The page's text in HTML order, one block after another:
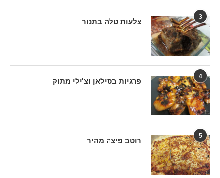
3
צלעות טלה בתנור
4
פרגיות בסילאן וצ'ילי מתוק
5
רוטב פיצה מהיר